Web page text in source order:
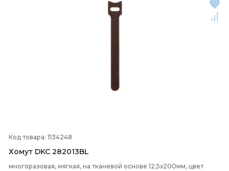
Код товара: 1134248
Хомут DKC 282013BL
многоразовая, мягкая, на тканевой основе 12,5х200мм, цвет